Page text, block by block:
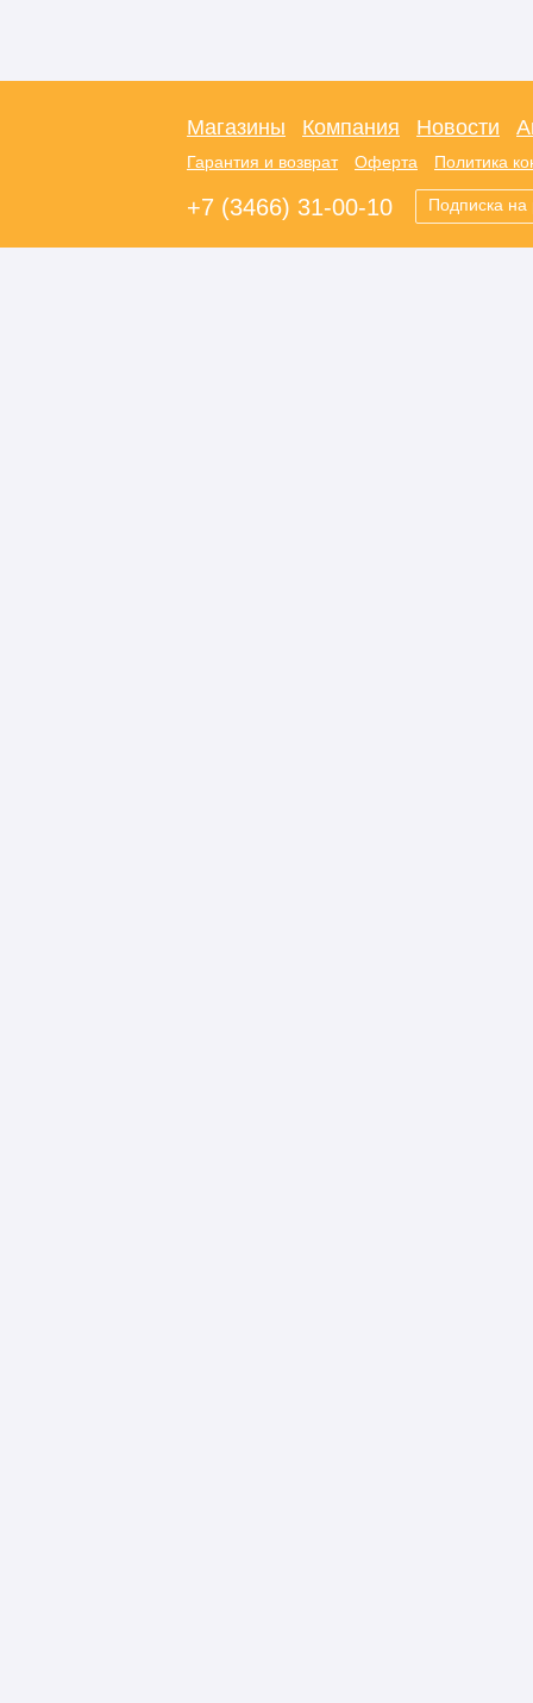
Магазины Компания Новости
Гарантия и возврат Оферта Политика
+7 (3466) 31-00-10 Подписка на